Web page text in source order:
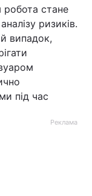
робота стане
ризиків.
випадок,
під час
Реклама